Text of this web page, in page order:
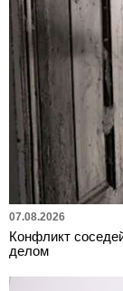
07.08.2026
Конфликт
делом